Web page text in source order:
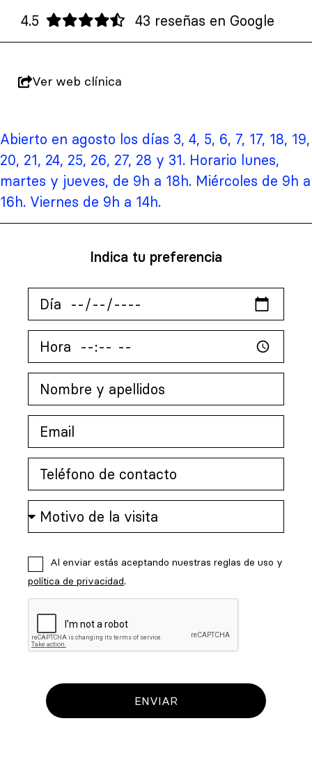
4.5 43 reseñas en Google
Ver web clínica
Abierto en agosto los días 3, 4, 5, 6, 7, 17, 18, 19,
20, 21, 24, 25, 26, 27, 28 y 31. Horario lunes,
martes y jueves, de 9h a 18h. Miércoles de 9h a
16h. Viernes de 9h a 14h.
Indica tu preferencia
Al enviar estás aceptando nuestras reglas de uso y
política de privacidad.
ENVIAR